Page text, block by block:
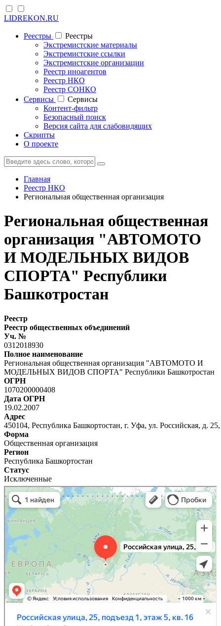
LIDREKON.RU
Реестры
Реестры
Экстремистские материалы
Экстремистские ссылки
Экстремистские организации
Реестр иноагентов
Реестр НКО
Реестр СОНКО
Cервисы
Cервисы
Контент-фильтр
Безопасный поиск
Версия сайта для слабовидящих
Скрипты
О проекте
Главная
Реестр НКО
Региональная общественная организация
Региональная общественная
организация "АВТОМОТО
И МОДЕЛЬНЫХ ВИДОВ
СПОРТА" Республики
Башкотростан
Реестр
Реестр общественных объединений
Уч. №
0312018930
Полное наименование
Региональная общественная организация "АВТОМОТО И
МОДЕЛЬНЫХ ВИДОВ СПОРТА" Республики Башкотростан
ОГРН
1070200000408
Дата ОГРН
19.02.2007
Адрес
450104, Республика Башкортостан, г. Уфа, ул. Российская, д.
Форма
Общественная организация
Регион
Республика Башкортостан
Статус
Исключенные